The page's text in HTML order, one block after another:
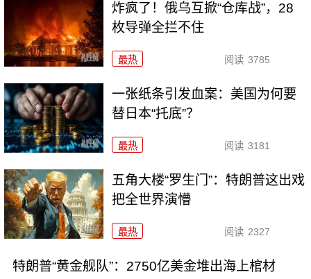
炸疯了！俄乌互掀“仓库战”，28
枚导弹全拦不住
最热 阅读 3785
一张纸条引发血案：美国为何要
替日本“托底”？
最热 阅读 3181
五角大楼“罗生门”：特朗普这出戏
把全世界演懵
最热 阅读 2327
特朗普“黄金舰队”：2750亿美金堆出海上棺材